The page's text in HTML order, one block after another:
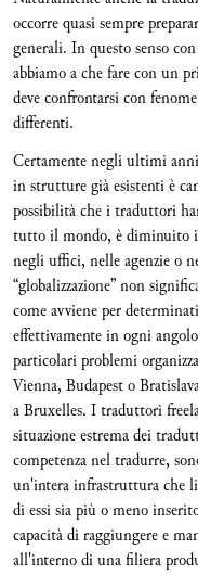
occorre quasi sempre
generali. In questo senso
abbiamo a che fare con un
deve confrontarsi con
differenti.
Certamente negli ultimi
in strutture già esistenti è
possibilità che i traduttori
tutto il mondo, è diminuito
negli uffici, nelle agenzie o
“globalizzazione” non
come avviene per
effettivamente in ogni
particolari problemi
Vienna, Budapest o
a Bruxelles. I traduttori
situazione estrema dei
competenza nel tradurre,
un'intera infrastruttura che
di essi sia più o meno
capacità di raggiungere e
all'interno di una filiera